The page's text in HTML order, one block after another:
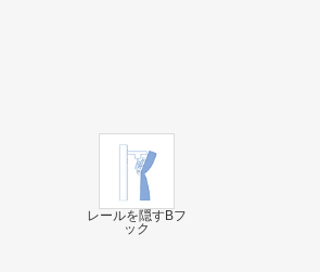
レールを隠すBフ
ック